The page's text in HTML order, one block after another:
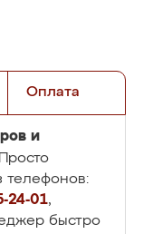
Оплата
и
телефонов:
24-01,
быстро